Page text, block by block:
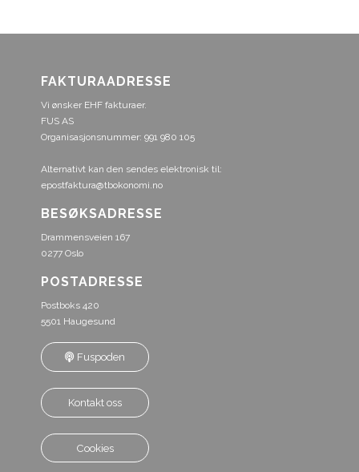
FAKTURAADRESSE
Vi ønsker EHF fakturaer.
FUS AS
Organisasjonsnummer: 991 980 105
Alternativt kan den sendes elektronisk til:
epostfaktura@tbokonomi.no
BESØKSADRESSE
Drammensveien 167
0277 Oslo
POSTADRESSE
Postboks 420
5501 Haugesund
Fuspoden
Kontakt oss
Cookies